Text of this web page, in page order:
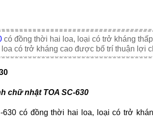
có đồng thời hai loa, loại có trở kháng
có trở kháng cao được bố trí thuận lợi
chữ nhật TOA SC-630
630 có đồng thời hai loa, loại có trở